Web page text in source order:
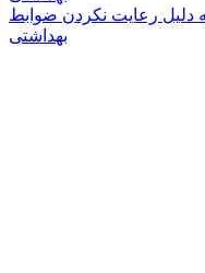
به دلیل رعایت نکردن ضوابط
بهداشتی